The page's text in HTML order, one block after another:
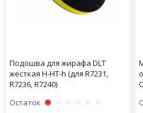
Подошва для жирафа DLT
жесткая H-HT-h (для R7231,
R7236, R7240)
Остаток